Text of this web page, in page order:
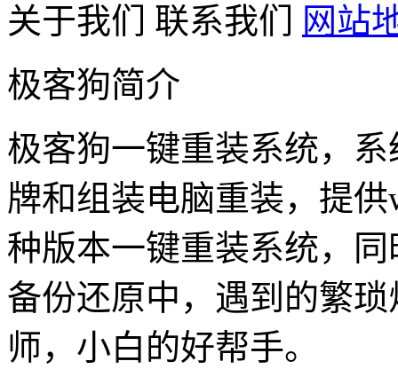
关于我们 联系我们 网站
极客狗简介
极客狗一键重装系统，
牌和组装电脑重装，提
种版本一键重装系统，
备份还原中，遇到的繁
师，小白的好帮手。